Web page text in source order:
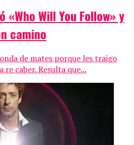
«Who Will You Follow» y
camino
de mates porque les traigo
re caber. Resulta que...